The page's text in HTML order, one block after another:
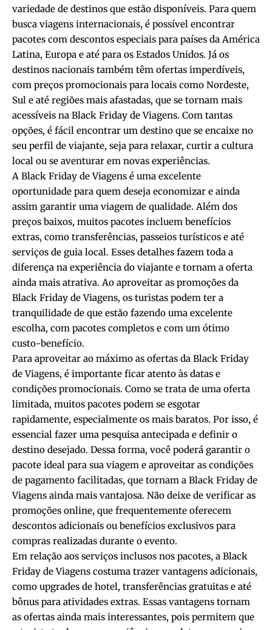
variedade de destinos que estão disponíveis. Para quem
busca viagens internacionais, é possível encontrar
pacotes com descontos especiais para países da América
Latina, Europa e até para os Estados Unidos. Já os
destinos nacionais também têm ofertas imperdíveis,
com preços promocionais para locais como Nordeste,
Sul e até regiões mais afastadas, que se tornam mais
acessíveis na Black Friday de Viagens. Com tantas
opções, é fácil encontrar um destino que se encaixe no
seu perfil de viajante, seja para relaxar, curtir a cultura
local ou se aventurar em novas experiências.
A Black Friday de Viagens é uma excelente
oportunidade para quem deseja economizar e ainda
assim garantir uma viagem de qualidade. Além dos
preços baixos, muitos pacotes incluem benefícios
extras, como transferências, passeios turísticos e até
serviços de guia local. Esses detalhes fazem toda a
diferença na experiência do viajante e tornam a oferta
ainda mais atrativa. Ao aproveitar as promoções da
Black Friday de Viagens, os turistas podem ter a
tranquilidade de que estão fazendo uma excelente
escolha, com pacotes completos e com um ótimo
custo-benefício.
Para aproveitar ao máximo as ofertas da Black Friday
de Viagens, é importante ficar atento às datas e
condições promocionais. Como se trata de uma oferta
limitada, muitos pacotes podem se esgotar
rapidamente, especialmente os mais baratos. Por isso, é
essencial fazer uma pesquisa antecipada e definir o
destino desejado. Dessa forma, você poderá garantir o
pacote ideal para sua viagem e aproveitar as condições
de pagamento facilitadas, que tornam a Black Friday de
Viagens ainda mais vantajosa. Não deixe de verificar as
promoções online, que frequentemente oferecem
descontos adicionais ou benefícios exclusivos para
compras realizadas durante o evento.
Em relação aos serviços inclusos nos pacotes, a Black
Friday de Viagens costuma trazer vantagens adicionais,
como upgrades de hotel, transferências gratuitas e até
bônus para atividades extras. Essas vantagens tornam
as ofertas ainda mais interessantes, pois permitem que